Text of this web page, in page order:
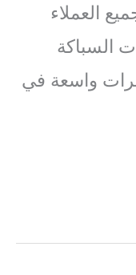
العملاء
السباكة
واسعة في